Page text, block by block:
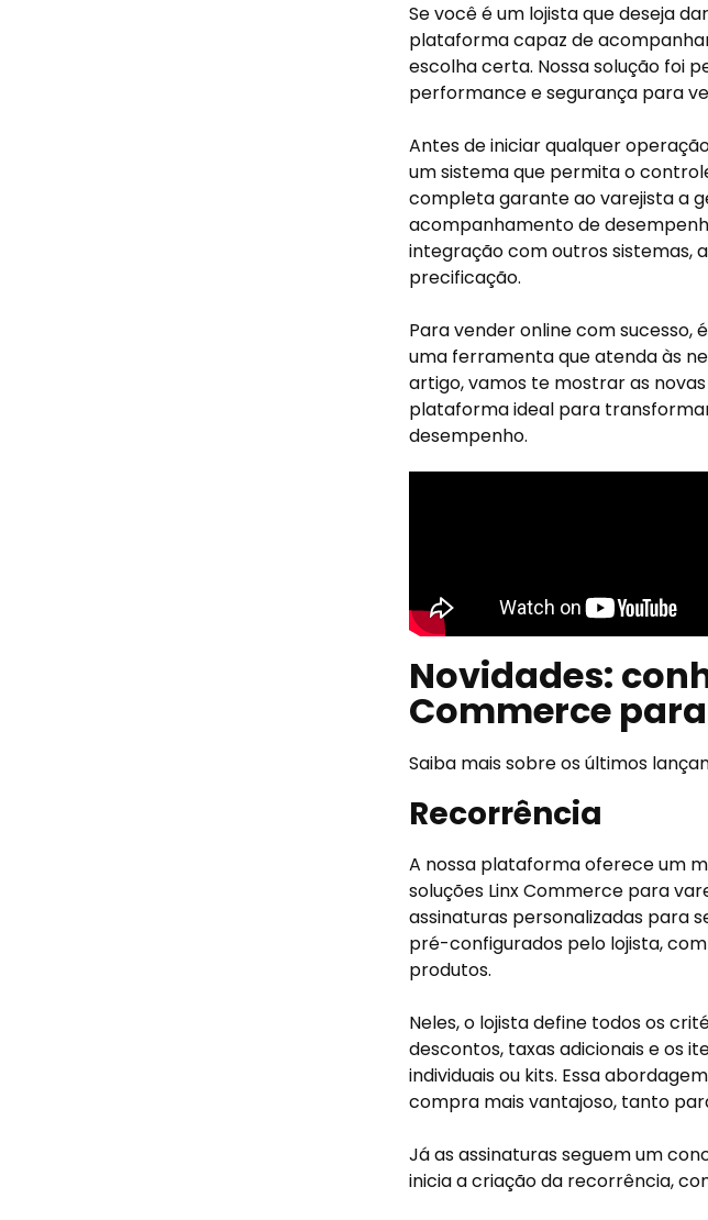
Se você é um lojista que deseja
plataforma capaz de
escolha certa. Nossa solução foi
performance e segurança para
Antes de iniciar qualquer
um sistema que permita o
completa garante ao varejista a
acompanhamento de
integração com outros sistemas,
precificação.
Para vender online com
uma ferramenta que atenda às
artigo, vamos te mostrar as
plataforma ideal para
desempenho.
Novidades:
Commerce
Saiba mais sobre os últimos
Recorrência
A nossa plataforma oferece um
soluções Linx Commerce para
assinaturas personalizadas para
pré-configurados pelo lojista,
produtos.
Neles, o lojista define todos os
descontos, taxas adicionais e os
individuais ou kits. Essa
compra mais vantajoso, tanto
Já as assinaturas seguem um
inicia a criação da recorrência,